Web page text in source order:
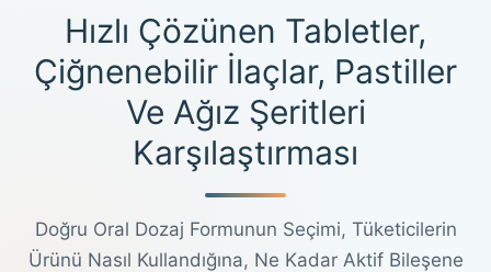
Hızlı Çözünen Tabletler,
Çiğnenebilir İlaçlar, Pastiller
Ve Ağız Şeritleri
Karşılaştırması
Doğru Oral Dozaj Formunun Seçimi, Tüketicilerin
Ürünü Nasıl Kullandığına, Ne Kadar Aktif Bileşene